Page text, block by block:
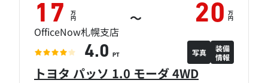
トヨタ パッソ 1.0 モーダ 4WD
17 万
円 ～ 20 万
円
OfficeNow札幌支店
4.0 PT 写真
装備
情報